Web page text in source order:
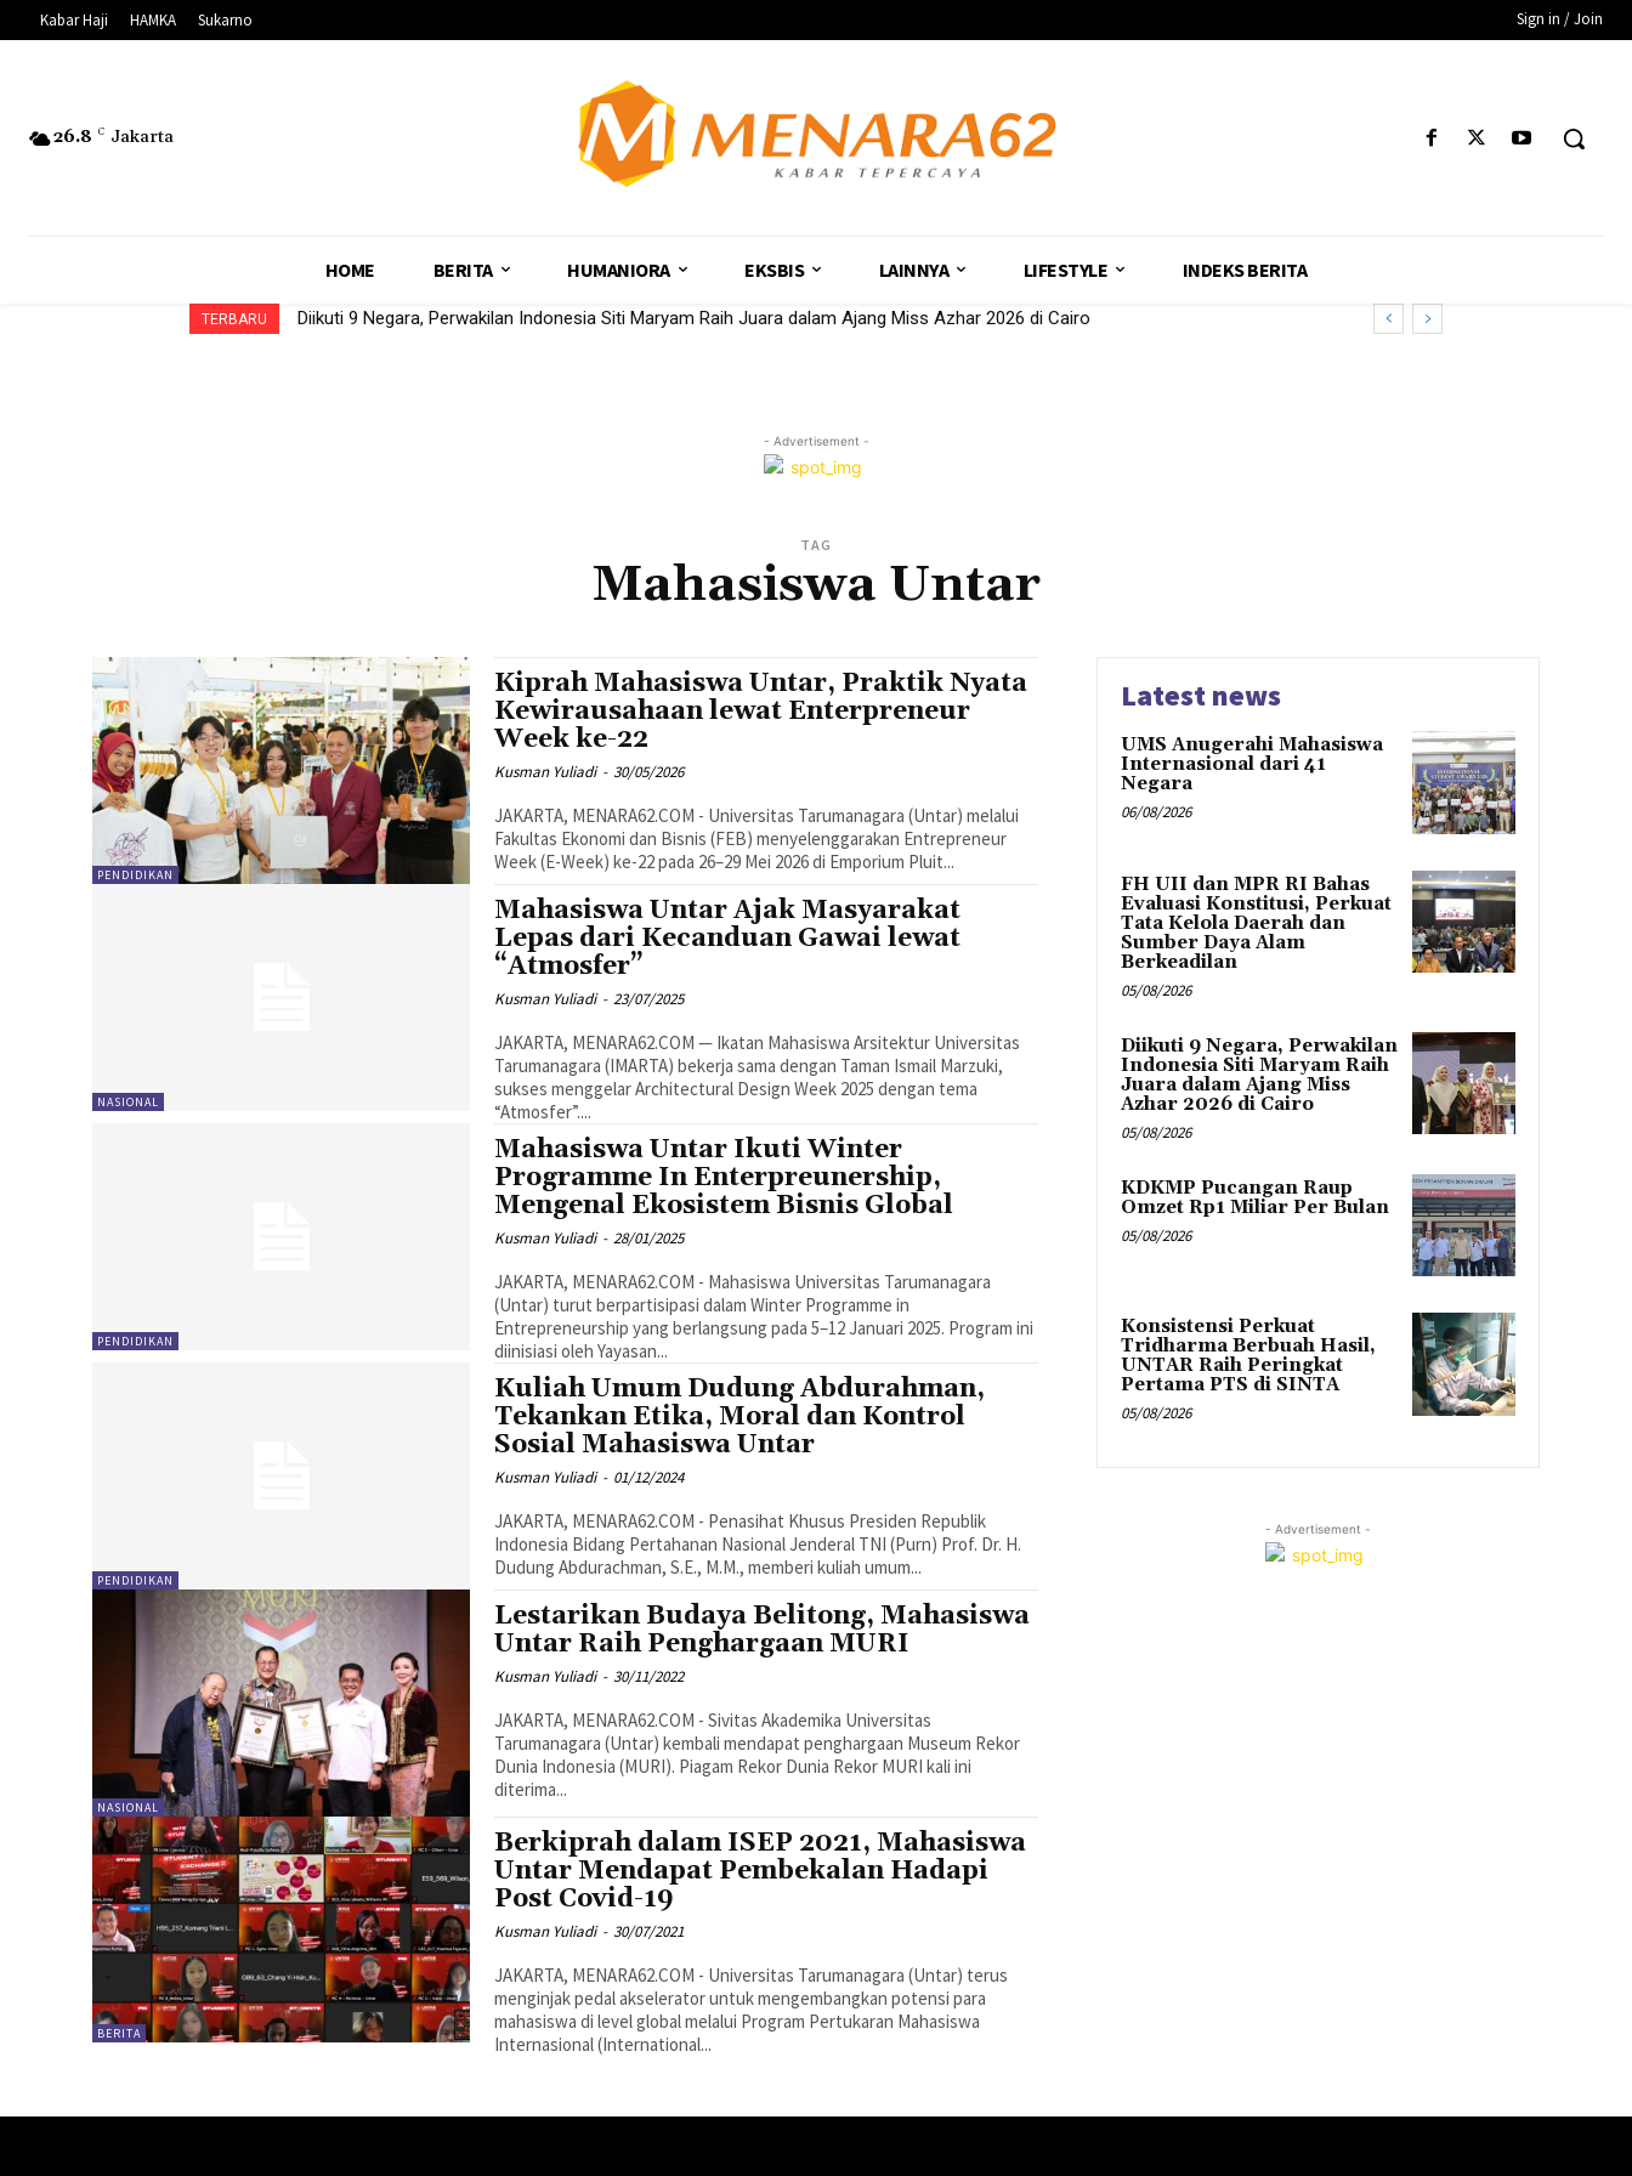
Kabar Haji HAMKA Sukarno Sign in / Join
26.8 C Jakarta
HOME BERITA HUMANIORA EKSBIS LAINNYA LIFESTYLE INDEKS BERITA
TERBARU Diikuti 9 Negara, Perwakilan Indonesia Siti Maryam Raih Juara dalam Ajang Miss Azhar 2026 di Cairo
- Advertisement -
TAG
Mahasiswa Untar
PENDIDIKAN
Kiprah Mahasiswa Untar, Praktik Nyata
Kewirausahaan lewat Enterpreneur
Week ke-22
Kusman Yuliadi - 30/05/2026
JAKARTA, MENARA62.COM - Universitas Tarumanagara (Untar) melalui
Fakultas Ekonomi dan Bisnis (FEB) menyelenggarakan Entrepreneur
Week (E-Week) ke-22 pada 26–29 Mei 2026 di Emporium Pluit...
NASIONAL
Mahasiswa Untar Ajak Masyarakat
Lepas dari Kecanduan Gawai lewat
“Atmosfer”
Kusman Yuliadi - 23/07/2025
JAKARTA, MENARA62.COM — Ikatan Mahasiswa Arsitektur Universitas
Tarumanagara (IMARTA) bekerja sama dengan Taman Ismail Marzuki,
sukses menggelar Architectural Design Week 2025 dengan tema
“Atmosfer”....
PENDIDIKAN
Mahasiswa Untar Ikuti Winter
Programme In Enterpreunership,
Mengenal Ekosistem Bisnis Global
Kusman Yuliadi - 28/01/2025
JAKARTA, MENARA62.COM - Mahasiswa Universitas Tarumanagara
(Untar) turut berpartisipasi dalam Winter Programme in
Entrepreneurship yang berlangsung pada 5–12 Januari 2025. Program ini
diinisiasi oleh Yayasan...
PENDIDIKAN
Kuliah Umum Dudung Abdurahman,
Tekankan Etika, Moral dan Kontrol
Sosial Mahasiswa Untar
Kusman Yuliadi - 01/12/2024
JAKARTA, MENARA62.COM - Penasihat Khusus Presiden Republik
Indonesia Bidang Pertahanan Nasional Jenderal TNI (Purn) Prof. Dr. H.
Dudung Abdurachman, S.E., M.M., memberi kuliah umum...
NASIONAL
Lestarikan Budaya Belitong, Mahasiswa
Untar Raih Penghargaan MURI
Kusman Yuliadi - 30/11/2022
JAKARTA, MENARA62.COM - Sivitas Akademika Universitas
Tarumanagara (Untar) kembali mendapat penghargaan Museum Rekor
Dunia Indonesia (MURI). Piagam Rekor Dunia Rekor MURI kali ini
diterima...
BERITA
Berkiprah dalam ISEP 2021, Mahasiswa
Untar Mendapat Pembekalan Hadapi
Post Covid-19
Kusman Yuliadi - 30/07/2021
JAKARTA, MENARA62.COM - Universitas Tarumanagara (Untar) terus
menginjak pedal akselerator untuk mengembangkan potensi para
mahasiswa di level global melalui Program Pertukaran Mahasiswa
Internasional (International...
Latest news
UMS Anugerahi Mahasiswa
Internasional dari 41
Negara
06/08/2026
FH UII dan MPR RI Bahas
Evaluasi Konstitusi, Perkuat
Tata Kelola Daerah dan
Sumber Daya Alam
Berkeadilan
05/08/2026
Diikuti 9 Negara, Perwakilan
Indonesia Siti Maryam Raih
Juara dalam Ajang Miss
Azhar 2026 di Cairo
05/08/2026
KDKMP Pucangan Raup
Omzet Rp1 Miliar Per Bulan
05/08/2026
Konsistensi Perkuat
Tridharma Berbuah Hasil,
UNTAR Raih Peringkat
Pertama PTS di SINTA
05/08/2026
- Advertisement -